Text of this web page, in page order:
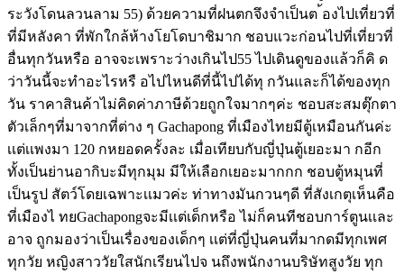
ระวังโดนลวนลาม 55) ด้วยความที่ฝนตกจึงจำเป็นต ้องไปเที่ยวที่
ที่มีหลังคา ที่พักใกล้ห้างโยโดบาชิมาก ชอบแวะก่อนไปที่เที่ยวที่
อื่นทุกวันหรือ อาจจะเพราะว่างเกินไป55 ไปเดินดูของเเล้วก็คิ ด
ว่าวันนี้จะทำอะไรหรื อไปไหนดีที่นี้ไปได้ทุ กวันและก็ได้ของทุก
วัน ราคาสินค้าไม่คิดค่าภาษีด้วยถูกใจมากๆค่ะ ชอบสะสมตุ๊กตา
ตัวเล็กๆที่มาจากที่ต่าง ๆ Gachapong ที่เมืองไทยมีตู้เหมือนกันค่ะ
เเต่เเพงมา 120 กหยอดครั้งละ เมื่อเทียบกับญี่ปุ่นตู้เยอะมา กอีก
ทั้งเป็นย่านอากิบะมีทุกมุม มีให้เลือกเยอะมากกก ชอบตู้หมุนที่
เป็นรูป สัตว์โดยเฉพาะเเมวค่ะ ท่าทางมันกวนๆดี ที่สังเกตุเห็นคือ
ที่เมืองไ ทยGachapongจะมีเเต่เด็กหรือ ไม่ก็คนทีชอบการ์ตูนเเละ
อาจ ถูกมองว่าเป็นเรื่องของเด็กๆ เเต่ที่ญี่ปุ่นคนที่มากดมีทุกเพศ
ทุกวัย หญิงสาววัยใสนักเรียนไปจ นถึงพนักงานบริษัทสูงวัย ทุก